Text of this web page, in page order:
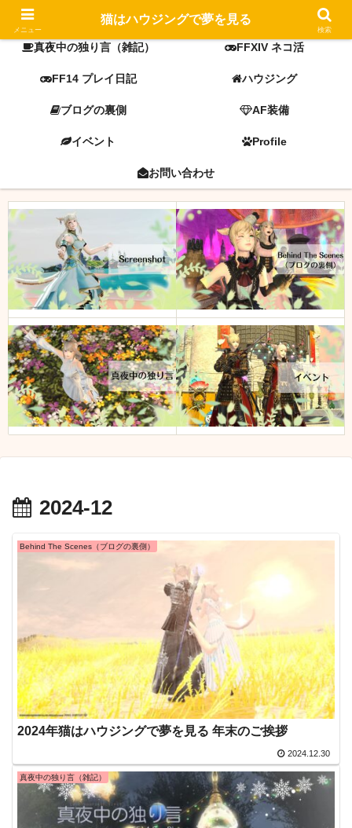
FF14 screenshot ミラプリ
真夜中の独り言（雑記） FFXIV ネコ活
FF14 プレイ日記 ハウジング
ブログの裏側 AF装備
イベント Profile
お問い合わせ
2024-12
Behind The Scenes（ブログの裏側）
2024年猫はハウジングで夢を見る 年末のご挨拶
2024.12.30
真夜中の独り言（雑記）
メニュー
猫はハウジングで夢を見る
検索